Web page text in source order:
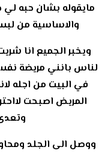
مايقوله بشان حبه لي
والاساسية من
ويخبر الجميع انا
لناس بانني مريضة
في البيت من اجله
المريض اصبحت
ووصل الى الجلد